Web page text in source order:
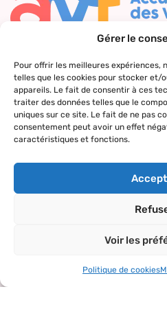
Gérer le
Pour offrir les meilleures expériences,
telles que les cookies pour stocker et/
appareils. Le fait de consentir à ces
traiter des données telles que le
uniques sur ce site. Le fait de ne pas
consentement peut avoir un effet
caractéristiques et fonctions.
Voir les
Politique de cookies
Nous contacter
Qui sommes-
nous ?
Nos valeurs
La charte AVF
Nos actions
Accueil des
nouveaux
arrivants
Rencontres
Activités et